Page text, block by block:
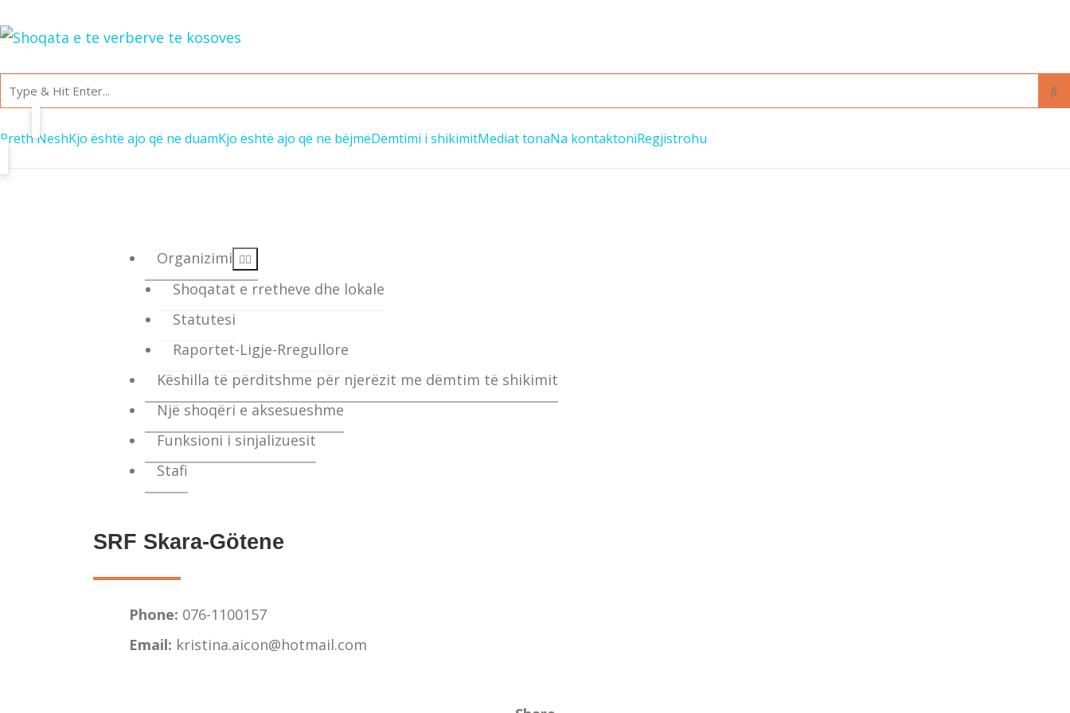
Rreth NeshKjo është ajo që ne duamKjo është ajo që ne bëjmëDëmtimi i shikimitMediat tonaNa kontaktoniRegjistrohu
Organizimi
Shoqatat e rretheve dhe lokale
Statutesi
Raportet-Ligje-Rregullore
Këshilla të përditshme për njerëzit me dëmtim të shikimit
Një shoqëri e aksesueshme
Funksioni i sinjalizuesit
Stafi
SRF Skara-Götene
Phone: 076-1100157
Email: kristina.aicon@hotmail.com